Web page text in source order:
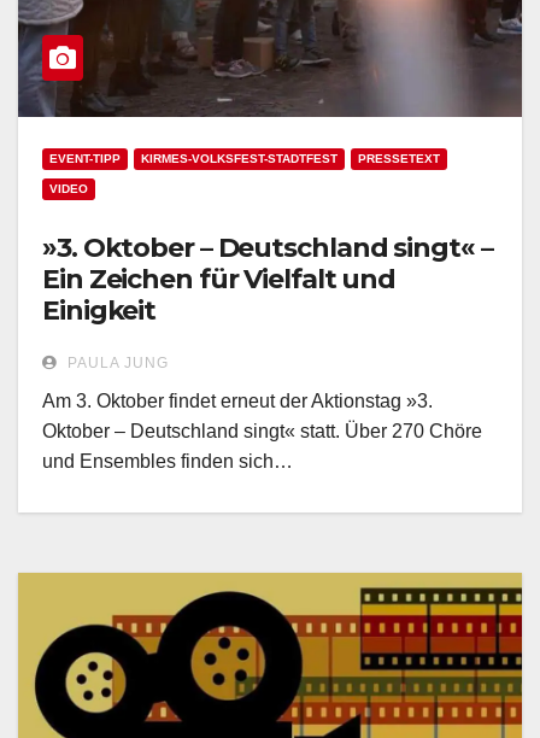
EVENT-TIPP KIRMES-VOLKSFEST-STADTFEST PRESSETEXT
VIDEO
»3. Oktober – Deutschland singt« –
Ein Zeichen für Vielfalt und
Einigkeit
PAULA JUNG
Am 3. Oktober findet erneut der Aktionstag »3.
Oktober – Deutschland singt« statt. Über 270 Chöre
und Ensembles finden sich…